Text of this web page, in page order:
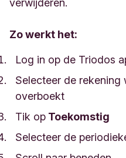
verwijderen.
Zo werkt het:
Log in op de Triodos
Selecteer de rekening
overboekt
Tik op Toekomstig
Selecteer de